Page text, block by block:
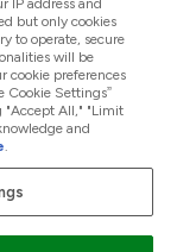
IP address and
but only cookies
to operate, secure
will be
cookie preferences
Cookie Settings”
"Accept All," "Limit
and
.